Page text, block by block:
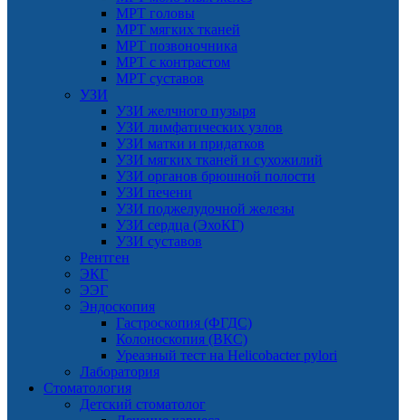
МРТ головы
МРТ мягких тканей
МРТ позвоночника
МРТ с контрастом
МРТ суставов
УЗИ
УЗИ желчного пузыря
УЗИ лимфатических узлов
УЗИ матки и придатков
УЗИ мягких тканей и сухожилий
УЗИ органов брюшной полости
УЗИ печени
УЗИ поджелудочной железы
УЗИ сердца (ЭхоКГ)
УЗИ суставов
Рентген
ЭКГ
ЭЭГ
Эндоскопия
Гастроскопия (ФГДС)
Колоноскопия (ВКС)
Уреазный тест на Helicobacter pylori
Лаборатория
Стоматология
Детский стоматолог